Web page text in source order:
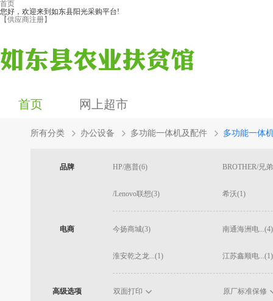
首页
您好，欢迎来到如东县阳光采购平台!
【供应商注册】
首页 网上超市
所有分类 办公设备 多功能一体机及配件 多功能一体
品牌 HP/惠普(6) BROTHER/兄
/Lenovo联想(3) 希沃(1)
电商 今扬商城(3) 南通海洲电...(4)
淮安乾之龙...(1) 江苏鑫顺电...(1)
高级选项 双面打印 原厂标准保修